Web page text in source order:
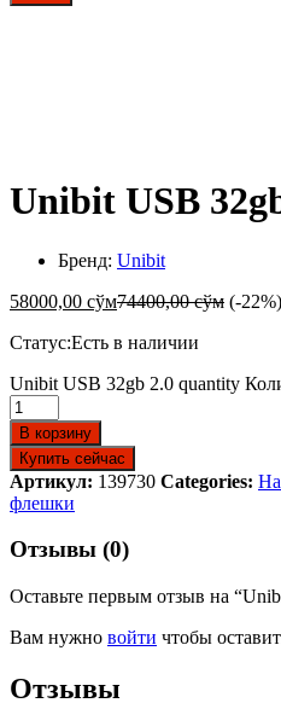
Unibit USB
Бренд: Unibit
58000,00 сўм74400,00сўм (-22%)
Статус:Есть в наличии
Unibit USB 32gb 2.0 quantity
В корзину
Купить сейчас
Артикул: 139730 Categories:
флешки
Отзывы (0)
Оставьте первым отзыв на
Вам нужно войти чтобы
Отзывы